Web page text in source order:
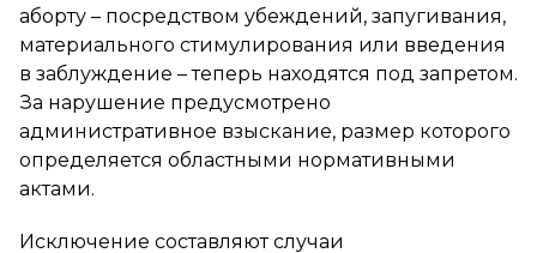
аборту – посредством убеждений, запугивания,
материального стимулирования или введения
в заблуждение – теперь находятся под запретом.
За нарушение предусмотрено
административное взыскание, размер которого
определяется областными нормативными
актами.
Исключение составляют случаи